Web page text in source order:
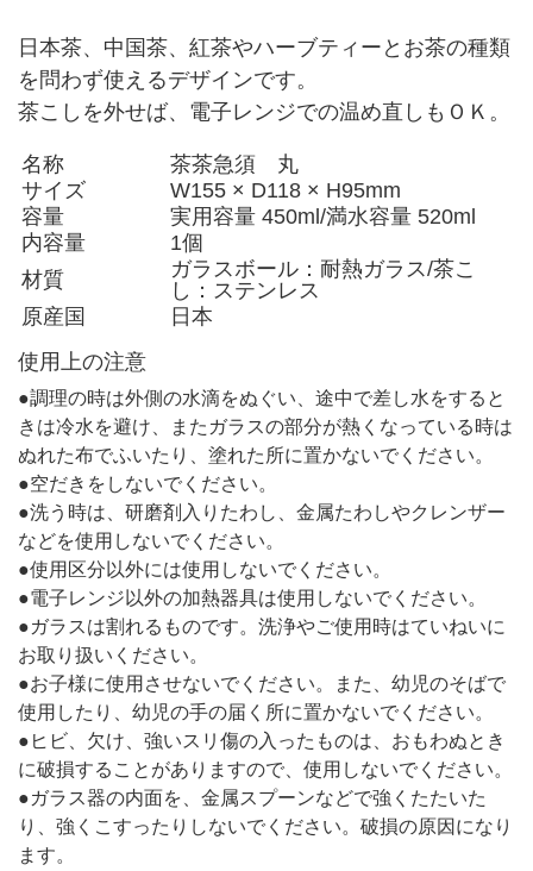
日本茶、中国茶、紅茶やハーブティーとお茶の種類
を問わず使えるデザインです。
茶こしを外せば、電子レンジでの温め直しもＯＫ。
名称
茶茶急須 丸
サイズ
W155 × D118 × H95mm
容量
実用容量 450ml/満水容量 520ml
内容量
1個
材質
ガラスボール：耐熱ガラス/茶こ
し：ステンレス
原産国
日本
使用上の注意
●調理の時は外側の水滴をぬぐい、途中で差し水をすると
きは冷水を避け、またガラスの部分が熱くなっている時は
ぬれた布でふいたり、塗れた所に置かないでください。
●空だきをしないでください。
●洗う時は、研磨剤入りたわし、金属たわしやクレンザー
などを使用しないでください。
●使用区分以外には使用しないでください。
●電子レンジ以外の加熱器具は使用しないでください。
●ガラスは割れるものです。洗浄やご使用時はていねいに
お取り扱いください。
●お子様に使用させないでください。また、幼児のそばで
使用したり、幼児の手の届く所に置かないでください。
●ヒビ、欠け、強いスリ傷の入ったものは、おもわぬとき
に破損することがありますので、使用しないでください。
●ガラス器の内面を、金属スプーンなどで強くたたいた
り、強くこすったりしないでください。破損の原因になり
ます。